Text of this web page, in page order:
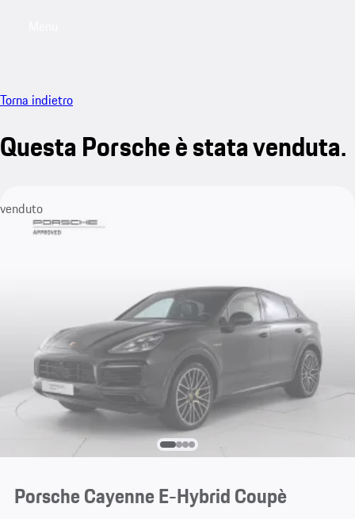
Torna indietro
Questa Porsche è stata venduta.
venduto
Porsche Cayenne E-Hybrid Coupè